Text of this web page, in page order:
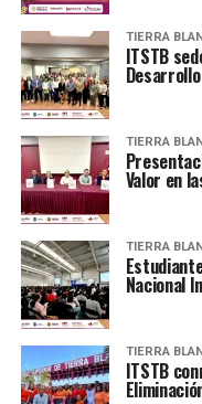
TIERRA
ITSTB
TIERRA
Valor en
TIERRA
Nacional
TIERRA
ITSTB